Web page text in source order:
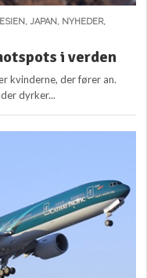
, JAPAN , NYHEDER,
i verden
kvinderne, der fører an.
dyrker...